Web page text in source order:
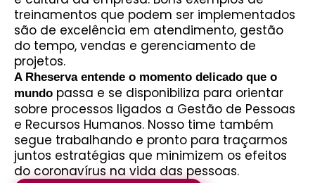
treinamentos que podem ser implementados
são de excelência em atendimento, gestão
do tempo, vendas e gerenciamento de
projetos.
A Rheserva entende o momento delicado que o
mundo passa e se disponibiliza para orientar
sobre processos ligados a Gestão de Pessoas
e Recursos Humanos. Nosso time também
segue trabalhando e pronto para traçarmos
juntos estratégias que minimizem os efeitos
do coronavírus na vida das pessoas.